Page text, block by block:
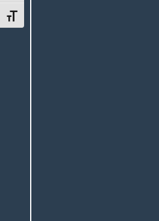
ATTIVA/DISATTIVA DIMENSIONE TESTO